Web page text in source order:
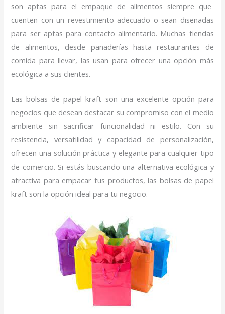
son aptas para el empaque de alimentos siempre que
cuenten con un revestimiento adecuado o sean diseñadas
para ser aptas para contacto alimentario. Muchas tiendas
de alimentos, desde panaderías hasta restaurantes de
comida para llevar, las usan para ofrecer una opción más
ecológica a sus clientes.
Las bolsas de papel kraft son una excelente opción para
negocios que desean destacar su compromiso con el medio
ambiente sin sacrificar funcionalidad ni estilo. Con su
resistencia, versatilidad y capacidad de personalización,
ofrecen una solución práctica y elegante para cualquier tipo
de comercio. Si estás buscando una alternativa ecológica y
atractiva para empacar tus productos, las bolsas de papel
kraft son la opción ideal para tu negocio.